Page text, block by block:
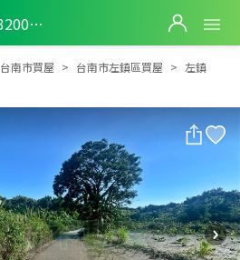
左鎮3200坪低總價一般農地
左鎮3200坪低總價一般農地
台南市買屋 台南市左鎮區買屋
左鎮